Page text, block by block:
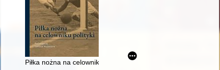
Piłka nożna na celowniku polityki : Polska - Niemcy - Europa